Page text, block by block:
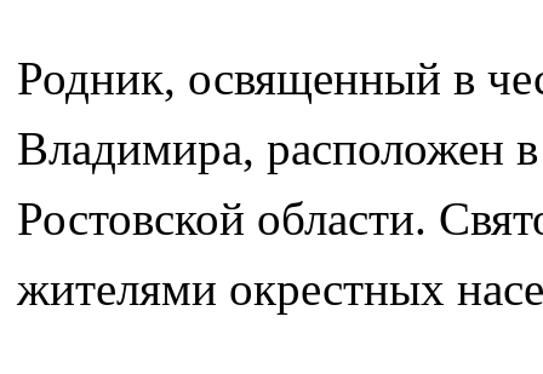
Родник, освященный в
Владимира, расположен
Ростовской области.
жителями окрестных